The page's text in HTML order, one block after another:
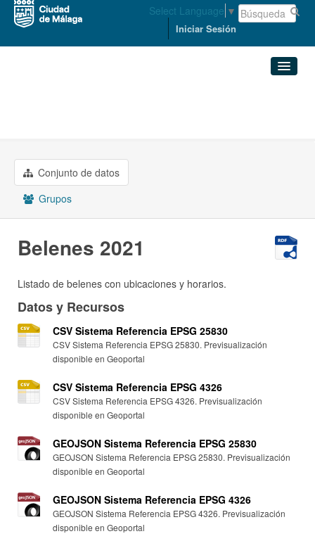
Select Language ▼
Iniciar Sesión
Grupos
Acerca de
Conjunto de datos
Grupos
Belenes 2021
Listado de belenes con ubicaciones y horarios.
Datos y Recursos
CSV Sistema Referencia EPSG 25830
CSV Sistema Referencia EPSG 25830. Previsualización
disponible en Geoportal
CSV Sistema Referencia EPSG 4326
CSV Sistema Referencia EPSG 4326. Previsualización
disponible en Geoportal
GEOJSON Sistema Referencia EPSG 25830
GEOJSON Sistema Referencia EPSG 25830. Previsualización
disponible en Geoportal
GEOJSON Sistema Referencia EPSG 4326
GEOJSON Sistema Referencia EPSG 4326. Previsualización
disponible en Geoportal